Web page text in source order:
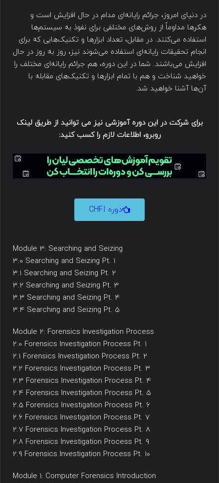
در دنیای امروز، جرائم رایانه‌ای مدام در حال افزایش است و
هکرها مداوماً از روش‌های مختلفی برای نفوذ به سیستم‌ها
استفاده می‌کنند. در مقابل، تعداد ابزارها و تکنیک‌هایی که برای
انجام تحقیقات رایانه‌ای استفاده می‌شوند نیز، روز به روز در حال
افزایش می‌باشند. شما در این دوره، هم جرائم رایانه‌ای مختلف را
خواهید شناخت و هم با تمام ابزارها و تکنیک‌های مقابله با
آن‌ها آشنا خواهید شد.
برای شرکت در این دوره آموزشی نیز می توانید از طریق لینک
روبرو، اطلاعات لازم را کسب کنید:
دوره CHFI
Module 3: Searching and Seizing
3.0 Searching and Seizing Pt. 1
3.1 Searching and Seizing Pt. 2
3.2 Searching and Seizing Pt. 3
3.3 Searching and Seizing Pt. 4
3.4 Searching and Seizing Pt. 5
Module 2: Forensics Investigation Process
2.0 Forensics Investigation Process Pt. 1
2.1 Forensics Investigation Process Pt. 2
2.2 Forensics Investigation Process Pt. 3
2.3 Forensics Investigation Process Pt. 4
2.4 Forensics Investigation Process Pt. 5
2.5 Forensics Investigation Process Pt. 6
2.6 Forensics Investigation Process Pt. 7
2.7 Forensics Investigation Process Pt. 8
2.8 Forensics Investigation Process Pt. 9
2.9 Forensics Investigation Process Pt. 10
Module 1: Computer Forensics Introduction